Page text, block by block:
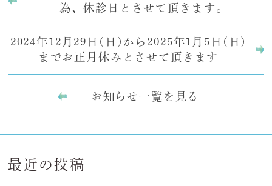
為、休診日とさせて頂きます。
2024年12月29日(日)から2025年1月5日(日)
までお正月休みとさせて頂きます
お知らせ一覧を見る
最近の投稿